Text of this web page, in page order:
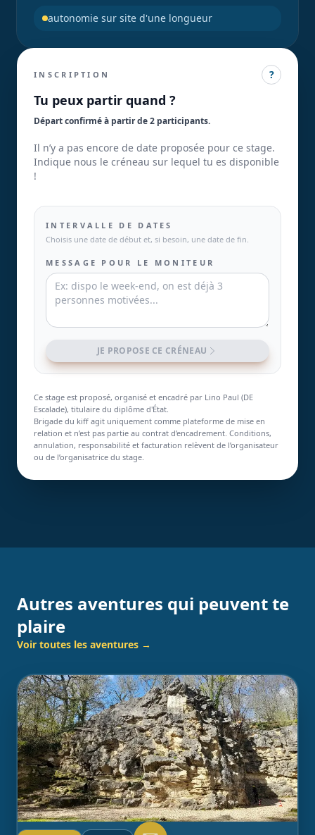
autonomie sur site d'une longueur
INSCRIPTION ?
Tu peux partir quand ?
Départ confirmé à partir de 2 participants.
Il n’y a pas encore de date proposée pour ce stage.
Indique nous le créneau sur lequel tu es disponible
!
INTERVALLE DE DATES
Choisis une date de début et, si besoin, une date de fin.
MESSAGE POUR LE MONITEUR
JE PROPOSE CE CRÉNEAU
Ce stage est proposé, organisé et encadré par Lino Paul (DE
Escalade), titulaire du diplôme d'État.
Brigade du kiff agit uniquement comme plateforme de mise en
relation et n’est pas partie au contrat d’encadrement. Conditions,
annulation, responsabilité et facturation relèvent de l’organisateur
ou de l’organisatrice du stage.
Autres aventures qui peuvent te
plaire
Voir toutes les aventures →